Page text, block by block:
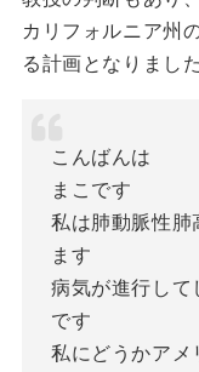
カリフォルニア州
る計画となりました
こんばんは
まこです
私は肺動脈性肺
ます
病気が進行し
です
私にどうかアメ